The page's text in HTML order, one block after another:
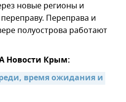
новые регионы и
Переправа и
полуострова работают
Новости Крым:
время ожидания и